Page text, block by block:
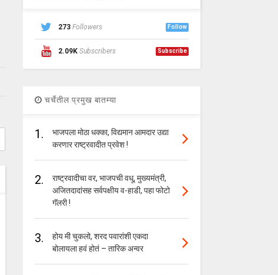
273 Followers Follow
2.09K Subscribers Subscribe
चर्चेतील प्रमुख बातम्या
1.
भाजपला मोठा धक्का, विद्यमान आमदार उद्या
करणार राष्ट्रवादीत प्रवेश !
2.
राष्ट्रवादीचा वर, भाजपची वधू, मुख्यमंत्री,
अजितदादांसह सर्वपक्षीय व-हाडी, पहा फोटो
गॅलरी !
3.
होय मी चुकलो, शरद पवारांशी एकदा
बोलायला हवं होतं – तारिक अन्वर